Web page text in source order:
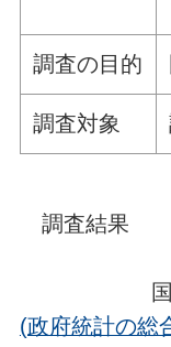
調査の目的
調査対象
調査結果
(政府統計の